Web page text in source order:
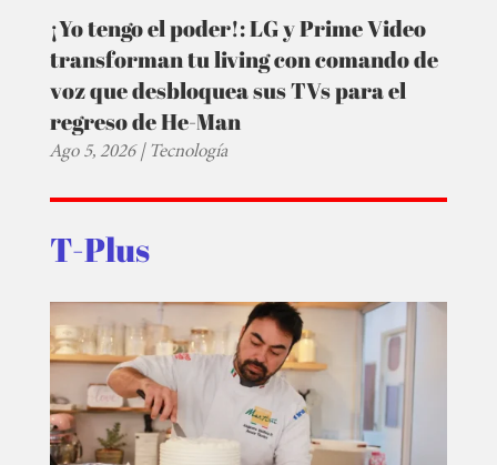
¡Yo tengo el poder!: LG y Prime Video
transforman tu living con comando de
voz que desbloquea sus TVs para el
regreso de He-Man
Ago 5, 2026|Tecnología
T-Plus